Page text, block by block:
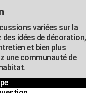
variées sur la
des idées de décoration,
et bien plus
une communauté de